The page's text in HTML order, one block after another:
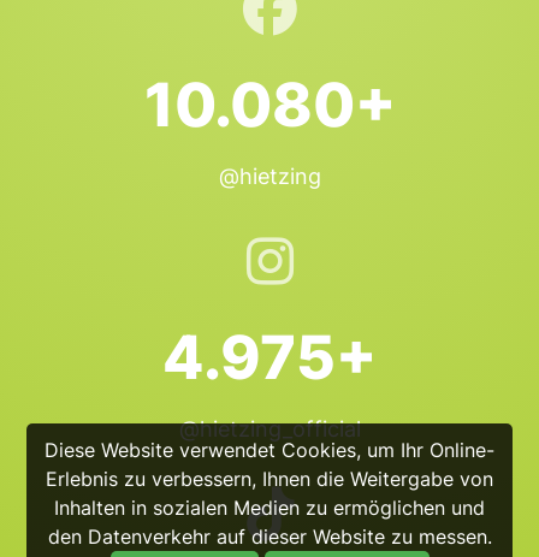
Diese Website verwendet Cookies, um Ihr Online-
Erlebnis zu verbessern, Ihnen die Weitergabe von
Inhalten in sozialen Medien zu ermöglichen und
den Datenverkehr auf dieser Website zu messen.
10.080+
@hietzing
4.975+
@hietzing_official